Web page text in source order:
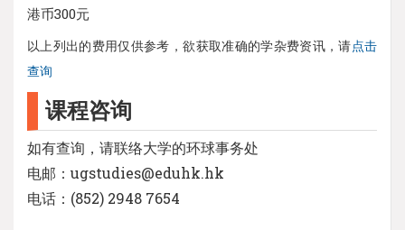
港币300元
以上列出的费用仅供参考，欲获取准确的学杂费资讯，请点击
查询
课程咨询
如有查询，请联络大学的环球事务处
电邮：ugstudies@eduhk.hk
电话：(852) 2948 7654